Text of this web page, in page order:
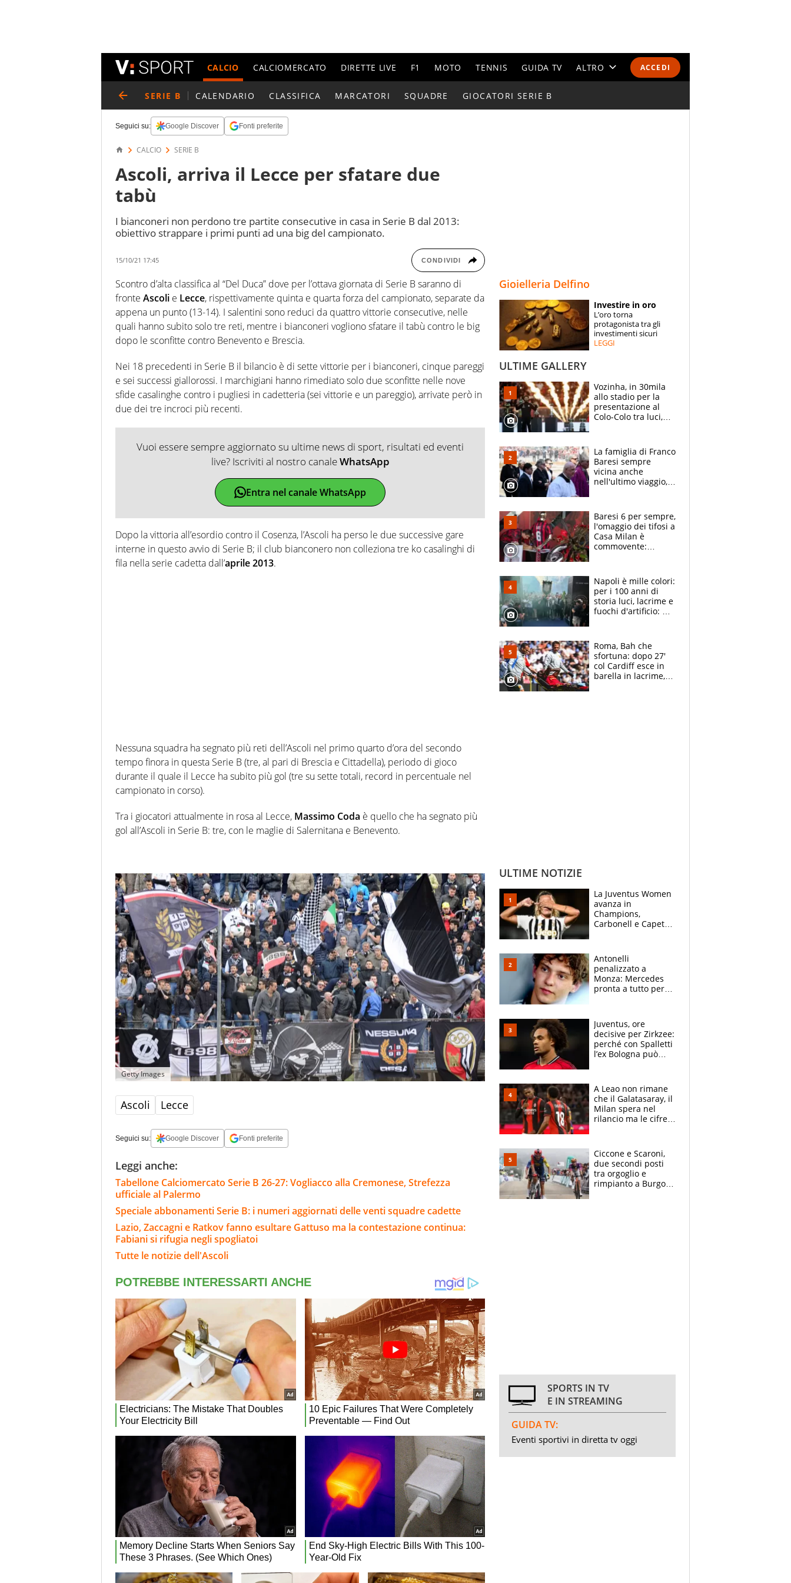
ACCEDI
CALCIO CALCIOMERCATO DIRETTE LIVE F1 MOTO TENNIS GUIDA TV ALTRO
ESPERTI
CONTATTI
SERIE B CALENDARIO CLASSIFICA MARCATORI SQUADRE GIOCATORI SERIE B
Seguici su: Google Discover Fonti preferite
CALCIO SERIE B
Ascoli, arriva il Lecce per sfatare due
tabù
I bianconeri non perdono tre partite consecutive in casa in Serie B dal 2013:
obiettivo strappare i primi punti ad una big del campionato.
15/10/21 17:45 CONDIVIDI
Scontro d’alta classifica al “Del Duca” dove per l’ottava giornata di Serie B saranno di
fronte Ascoli e Lecce, rispettivamente quinta e quarta forza del campionato, separate da
appena un punto (13-14). I salentini sono reduci da quattro vittorie consecutive, nelle
quali hanno subito solo tre reti, mentre i bianconeri vogliono sfatare il tabù contro le big
dopo le sconfitte contro Benevento e Brescia.
Nei 18 precedenti in Serie B il bilancio è di sette vittorie per i bianconeri, cinque pareggi
e sei successi giallorossi. I marchigiani hanno rimediato solo due sconfitte nelle nove
sfide casalinghe contro i pugliesi in cadetteria (sei vittorie e un pareggio), arrivate però in
due dei tre incroci più recenti.
Vuoi essere sempre aggiornato su ultime news di sport, risultati ed eventi
live? Iscriviti al nostro canaleWhatsApp
Entra nel canale WhatsApp
Dopo la vittoria all’esordio contro il Cosenza, l’Ascoli ha perso le due successive gare
interne in questo avvio di Serie B; il club bianconero non colleziona tre ko casalinghi di
fila nella serie cadetta dall’aprile 2013.
Nessuna squadra ha segnato più reti dell’Ascoli nel primo quarto d’ora del secondo
tempo finora in questa Serie B (tre, al pari di Brescia e Cittadella), periodo di gioco
durante il quale il Lecce ha subito più gol (tre su sette totali, record in percentuale nel
campionato in corso).
Tra i giocatori attualmente in rosa al Lecce, Massimo Coda è quello che ha segnato più
gol all’Ascoli in Serie B: tre, con le maglie di Salernitana e Benevento.
Getty Images
Ascoli Lecce
Seguici su: Google Discover Fonti preferite
Leggi anche:
Tabellone Calciomercato Serie B 26-27: Vogliacco alla Cremonese, Strefezza
ufficiale al Palermo
Speciale abbonamenti Serie B: i numeri aggiornati delle venti squadre cadette
Lazio, Zaccagni e Ratkov fanno esultare Gattuso ma la contestazione continua:
Fabiani si rifugia negli spogliatoi
Tutte le notizie dell'Ascoli
Gioielleria Delfino
Investire in oro
L’oro torna
protagonista tra gli
investimenti sicuri
LEGGI
ULTIME GALLERY
Vozinha, in 30mila
allo stadio per la
presentazione al
Colo-Colo tra luci,
La famiglia di Franco
Baresi sempre
vicina anche
nell'ultimo viaggio,
circondati
dall'affetto dei tifosi
Baresi 6 per sempre,
l'omaggio dei tifosi a
Casa Milan è
commovente:
bigliettini
Napoli è mille colori:
per i 100 anni di
storia luci, lacrime e
fuochi d'artificio: De
Roma, Bah che
sfortuna: dopo 27'
col Cardiff esce in
barella in lacrime,
ULTIME NOTIZIE
La Juventus Women
avanza in
Champions,
Carbonell e Capeta
Antonelli
penalizzato a
Monza: Mercedes
pronta a tutto per
sull’ADUO: “Cambia
poco”
Juventus, ore
decisive per Zirkzee:
perché con Spalletti
l’ex Bologna può
A Leao non rimane
che il Galatasaray, il
Milan spera nel
rilancio ma le cifre
delle tensioni
Ciccone e Scaroni,
due secondi posti
tra orgoglio e
rimpianto a Burgos
SPORTS IN TV
E IN STREAMING
GUIDA TV:
Eventi sportivi in diretta tv oggi